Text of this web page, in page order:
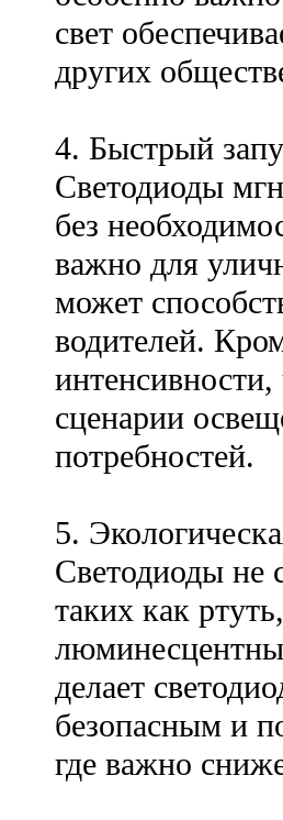
свет
других
4. Быстрый
Светодиоды
без
важно для
может
водителей.
интенсивности,
сценарии
потребностей.
5.
Светодиоды не
таких как
делает
безопасным и
где важно